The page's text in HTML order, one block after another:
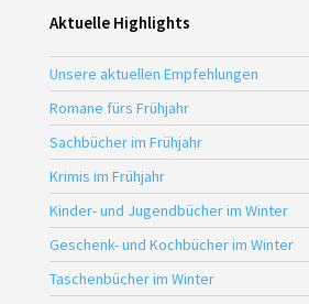
Aktuelle Highlights
Unsere aktuellen Empfehlungen
Romane fürs Frühjahr
Sachbücher im Frühjahr
Krimis im Frühjahr
Kinder- und Jugendbücher im Winter
Geschenk- und Kochbücher im Winter
Taschenbücher im Winter